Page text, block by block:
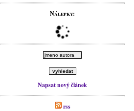
Nálepky:
Napsat nový článek
rss